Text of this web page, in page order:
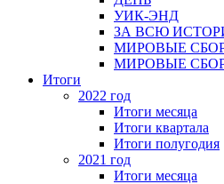
УИК-ЭНД
ЗА ВСЮ
МИРОВЫЕ
МИРОВЫЕ
Итоги
2022 год
Итоги месяца
Итоги квартала
Итоги полугодия
2021 год
Итоги месяца